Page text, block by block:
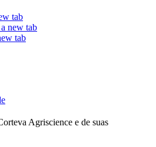
tab
new tab
tab
Agriscience e de suas